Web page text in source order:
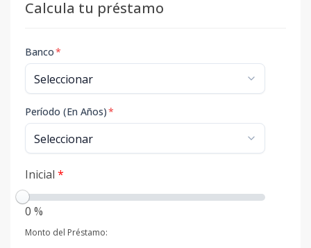
Calcula tu préstamo
Banco*
Período (En Años)*
Inicial *
0 %
Monto del Préstamo: